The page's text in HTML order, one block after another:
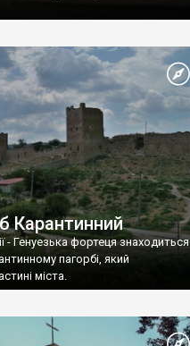
Карантинний
- Генуезька фортеця знаходиться
пагорбі, який
міста.